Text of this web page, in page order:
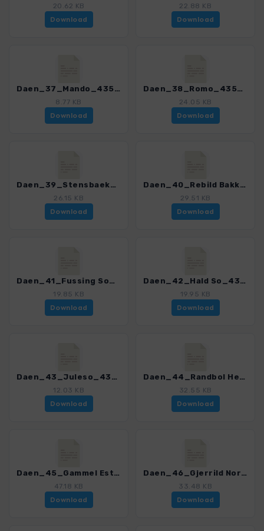
20.62 KB
Download
22.88 KB
Download
Daen_37_Mando_4352_3.gpx
8.77 KB
Download
Daen_38_Romo_4352_3.gpx
24.05 KB
Download
Daen_39_Stensbaek_4352_3.gpx
26.15 KB
Download
Daen_40_Rebild Bakker_4352_3.gpx
29.51 KB
Download
Daen_41_Fussing So_4352_3.gpx
19.85 KB
Download
Daen_42_Hald So_4352_3.gpx
19.95 KB
Download
Daen_43_Juleso_4352_3.gpx
12.03 KB
Download
Daen_44_Randbol Hede_4352_3.gpx
32.55 KB
Download
Daen_45_Gammel Estrup_4352_3.gpx
47.18 KB
Download
Daen_46_Gjerrild Nordstrand_4352_3.gpx
33.48 KB
Download